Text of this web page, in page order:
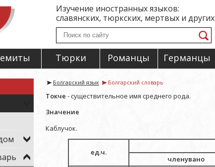
Изучение иностранных языков:
славянских, тюркских, мертвых и других
Тюрки Романцы Германцы
Болгарский язык Болгарский словарь
Токче - существительное имя среднего рода.
Значение
Каблучок.
ед.ч.
членувано